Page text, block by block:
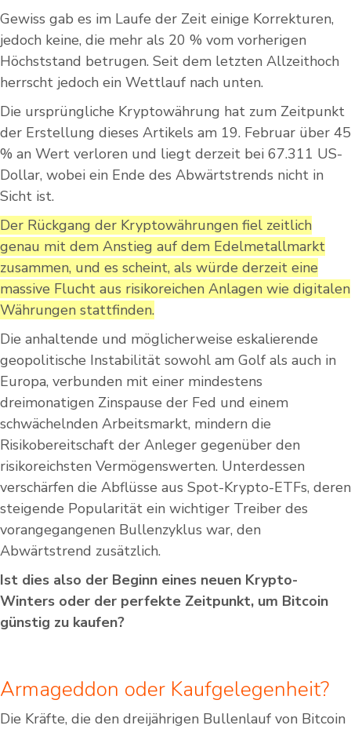
Gewiss gab es im Laufe der Zeit einige Korrekturen,
jedoch keine, die mehr als 20 % vom vorherigen
Höchststand betrugen. Seit dem letzten Allzeithoch
herrscht jedoch ein Wettlauf nach unten.
Die ursprüngliche Kryptowährung hat zum Zeitpunkt
der Erstellung dieses Artikels am 19. Februar über 45
% an Wert verloren und liegt derzeit bei 67.311 US-
Dollar, wobei ein Ende des Abwärtstrends nicht in
Sicht ist.
Der Rückgang der Kryptowährungen fiel zeitlich
genau mit dem Anstieg auf dem Edelmetallmarkt
zusammen, und es scheint, als würde derzeit eine
massive Flucht aus risikoreichen Anlagen wie digitalen
Währungen stattfinden.
Die anhaltende und möglicherweise eskalierende
geopolitische Instabilität sowohl am Golf als auch in
Europa, verbunden mit einer mindestens
dreimonatigen Zinspause der Fed und einem
schwächelnden Arbeitsmarkt, mindern die
Risikobereitschaft der Anleger gegenüber den
risikoreichsten Vermögenswerten. Unterdessen
verschärfen die Abflüsse aus Spot-Krypto-ETFs, deren
steigende Popularität ein wichtiger Treiber des
vorangegangenen Bullenzyklus war, den
Abwärtstrend zusätzlich.
Ist dies also der Beginn eines neuen Krypto-
Winters oder der perfekte Zeitpunkt, um Bitcoin
günstig zu kaufen?
Armageddon oder Kaufgelegenheit?
Die Kräfte, die den dreijährigen Bullenlauf von Bitcoin